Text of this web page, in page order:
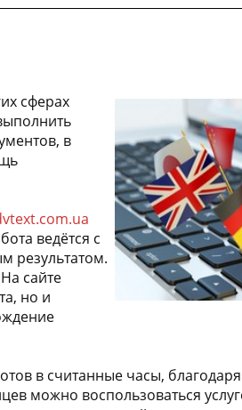
сферах
в
ведётся с
результатом.
сайте
но и
в считанные часы,
можно воспользоваться